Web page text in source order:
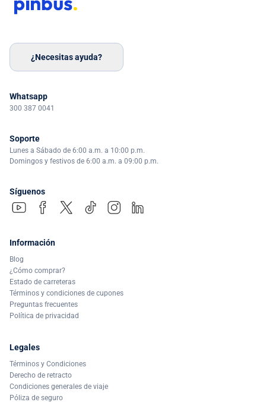
¿Necesitas ayuda?
Whatsapp
300 387 0041
Soporte
Lunes a Sábado de 6:00 a.m. a 10:00 p.m.
Domingos y festivos de 6:00 a.m. a 09:00 p.m.
Síguenos
Información
Blog
¿Cómo comprar?
Estado de carreteras
Términos y condiciones de cupones
Preguntas frecuentes
Política de privacidad
Legales
Términos y Condiciones
Derecho de retracto
Condiciones generales de viaje
Póliza de seguro